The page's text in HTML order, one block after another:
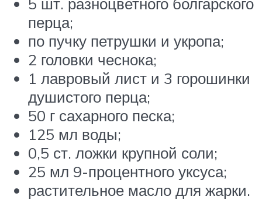
перца;
по пучку петрушки и укропа;
2 головки чеснока;
1 лавровый лист и 3 горошинки
душистого перца;
50 г сахарного песка;
125 мл воды;
0,5 ст. ложки крупной соли;
25 мл 9-процентного уксуса;
растительное масло для жарки.